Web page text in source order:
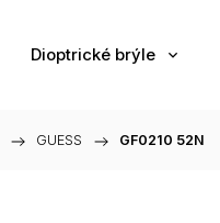
Dioptrické brýle
/ GUESS / GF0210 52N